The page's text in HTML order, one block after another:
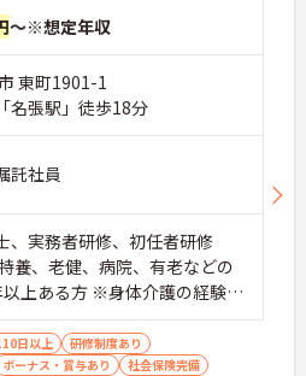
～※想定年収
東町1901-1
名張駅」徒歩18分
託社員
、実務者研修、初任者研修
養、老健、病院、有老などの
上ある方 ※身体介護の経験年
機械浴の使用の経験のある方
日以上
研修制度あり
ボーナス・賞与あり
社会保険完備